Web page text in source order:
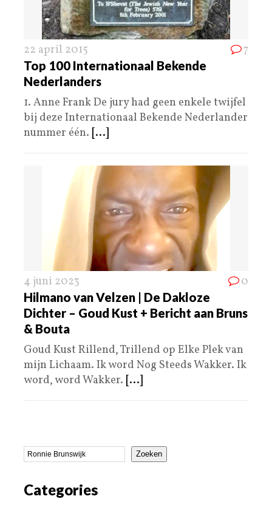
22 april 2015 7
Top 100 Internationaal Bekende
Nederlanders
1. Anne Frank De jury had geen enkele twijfel
bij deze Internationaal Bekende Nederlander
nummer één. [...]
4 juni 2023 0
Hilmano van Velzen | De Dakloze
Dichter – Goud Kust + Bericht aan Bruns
& Bouta
Goud Kust Rillend, Trillend op Elke Plek van
mijn Lichaam. Ik word Nog Steeds Wakker. Ik
word, word Wakker. [...]
Zoeken
Categories